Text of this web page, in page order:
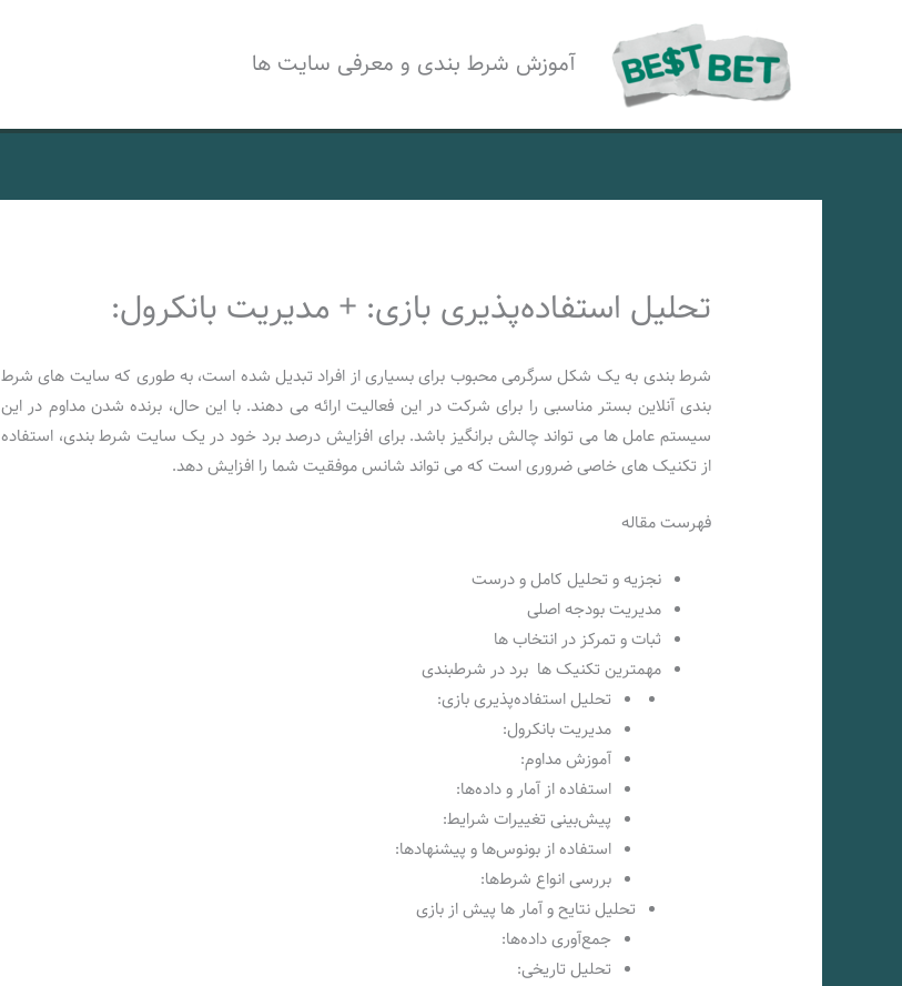
آموزش شرط بندی و معرفی سایت ها
تحلیل استفاده‌پذیری بازی: + مدیریت بانکرول:
شرط بندی به یک شکل سرگرمی محبوب برای بسیاری از افراد تبدیل شده است، به طوری که سایت های شرط
بندی آنلاین بستر مناسبی را برای شرکت در این فعالیت ارائه می دهند. با این حال، برنده شدن مداوم در این
سیستم عامل ها می تواند چالش برانگیز باشد. برای افزایش درصد برد خود در یک سایت شرط بندی، استفاده
از تکنیک های خاصی ضروری است که می تواند شانس موفقیت شما را افزایش دهد.
فهرست مقاله
نجزیه و تحلیل کامل و درست
مدیریت بودجه اصلی
ثبات و تمرکز در انتخاب ها
مهمترین تکنیک ها برد در شرطبندی
تحلیل استفاده‌پذیری بازی:
مدیریت بانکرول:
آموزش مداوم:
استفاده از آمار و داده‌ها:
پیش‌بینی تغییرات شرایط:
استفاده از بونوس‌ها و پیشنهادها:
بررسی انواع شرط‌ها:
تحلیل نتایح و آمار ها پیش از بازی
جمع‌آوری داده‌ها:
تحلیل تاریخی: